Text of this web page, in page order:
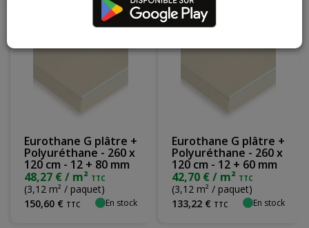
Eurothane G plâtre +
Polyuréthane - 260 x
120 cm - 12 + 80 mm
48,27 € / m² TTC
(3,12 m² / paquet)
150,60 € TTC En stock
Eurothane G plâtre +
Polyuréthane - 260 x
120 cm - 12 + 60 mm
42,70 € / m² TTC
(3,12 m² / paquet)
133,22 € TTC En stock